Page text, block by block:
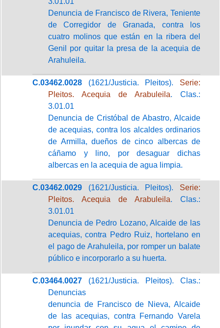
Denuncia de Francisco de Rivera, Teniente
de Corregidor de Granada, contra los
cuatro molinos que están en la ribera del
Genil por quitar la presa de la acequia de
Arahuleila.
C.03462.0028 (1621/Justicia. Pleitos). Serie:
Pleitos. Acequia de Arabuleila. Clas.:
3.01.01
Denuncia de Cristóbal de Abastro, Alcaide
de acequias, contra los alcaldes ordinarios
de Armilla, dueños de cinco albercas de
cáñamo y lino, por desaguar dichas
albercas en la acequia de agua limpia.
C.03462.0029 (1621/Justicia. Pleitos). Serie:
Pleitos. Acequia de Arabuleila. Clas.:
3.01.01
Denuncia de Pedro Lozano, Alcaide de las
acequias, contra Pedro Ruiz, hortelano en
el pago de Arahuleila, por romper un balate
público e incorporarlo a su huerta.
C.03464.0027 (1621/Justicia. Pleitos). Clas.:
Denuncias
denuncia de Francisco de Nieva, Alcaide
de las acequias, contra Fernando Varela